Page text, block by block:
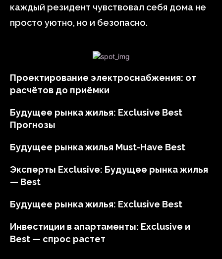
каждый резидент чувствовал себя дома не
просто уютно, но и безопасно.
Проектирование электроснабжения: от
расчётов до приёмки
Будущее рынка жилья: Exclusive Best
Прогнозы
Будущее рынка жилья Must-Have Best
Эксперты Exclusive: Будущее рынка жилья
— Best
Будущее рынка жилья: Exclusive Best
Инвестиции в апартаменты: Exclusive и
Best — спрос растет